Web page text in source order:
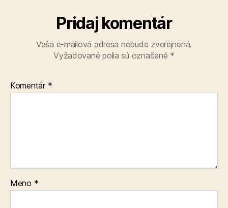
Pridaj komentár
Vaša e-mailová adresa nebude zverejnená.
Vyžadované polia sú označené *
Komentár *
Meno *